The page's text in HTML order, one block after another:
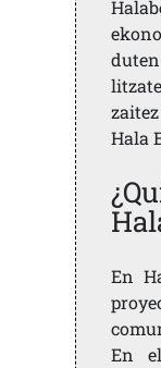
Hala
En
En